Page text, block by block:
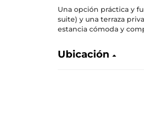
Una opción práctica y
suite) y una terraza
estancia cómoda y
Ubicación